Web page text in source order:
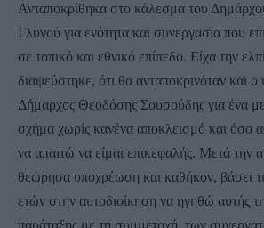
Ανταποκρίθηκα στο κάλεσμα του
Γλυνού για ενότητα και συνεργασία που
σε τοπικό και εθνικό επίπεδο. Είχα την
διαψεύστηκε, ότι θα ανταποκρινόταν και
Δήμαρχος Θεοδόσης Σουσούδης για ένα
σχήμα χωρίς κανένα αποκλεισμό και όσο
να απαιτώ να είμαι επικεφαλής. Μετά την
θεώρησα υποχρέωση και καθήκον, βάσει
ετών στην αυτοδιοίκηση να ηγηθώ αυτής
παράταξης με τη συμμετοχή των